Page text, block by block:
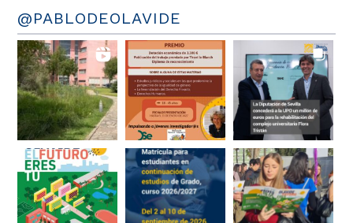
@PABLODEOLAVIDE